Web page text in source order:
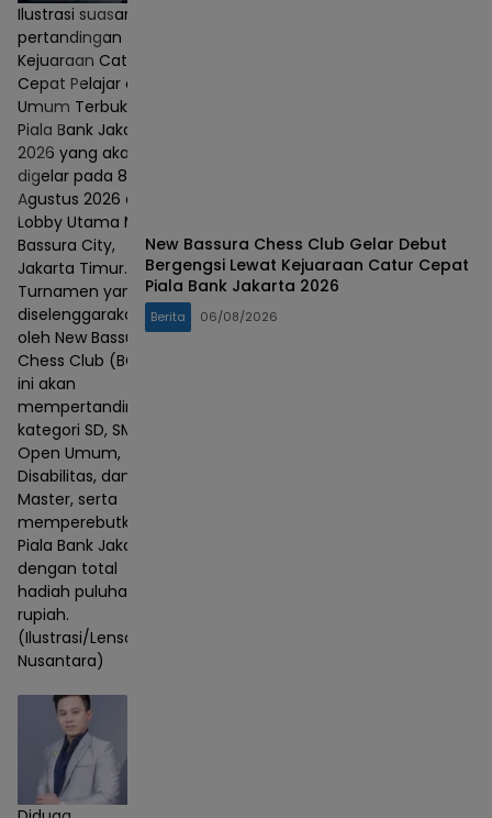
Ilustrasi suasana
pertandingan
Kejuaraan Catur
Cepat Pelajar dan
Umum Terbuka
Piala Bank Jakarta
2026 yang akan
digelar pada 8–9
Agustus 2026 di
Lobby Utama Mall
Bassura City,
Jakarta Timur.
Turnamen yang
diselenggarakan
oleh New Bassura
Chess Club (BCC)
ini akan
mempertandingkan
kategori SD, SMP,
Open Umum,
Disabilitas, dan
Master, serta
memperebutkan
Piala Bank Jakarta
dengan total
hadiah puluhan juta
rupiah.
(Ilustrasi/Lensa
Nusantara)
New Bassura Chess Club Gelar Debut
Bergengsi Lewat Kejuaraan Catur Cepat
Piala Bank Jakarta 2026
Berita 06/08/2026